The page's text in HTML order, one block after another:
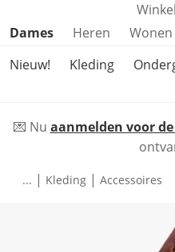
Productcategorieën
Dames Heren
Wonen
Nieuw!
Kleding
💌 Nu aanmelden voor
... | Kleding | Accessoires